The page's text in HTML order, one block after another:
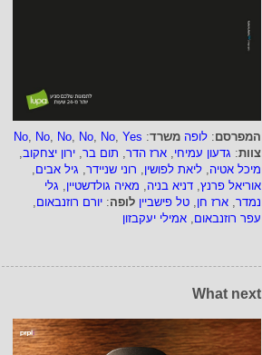
המפרסם: לופה משרד:
No, No, No, No, No, Yes
צוות: גדעון עמיחי, ארז הדר, תום בר, ירון יצחקוב,
מיכל אטיה, ליאת לפושין, רוני שניידר, גיל אבים,
אוריאל פרנץ, דניא בניה, מאיה גולדשטיין, גלי
נמדר, ארז חן, טל פישביין לופה: יורם רוזנבאום,
עפר רוזנבאום, אמילי יעקבזון
What next